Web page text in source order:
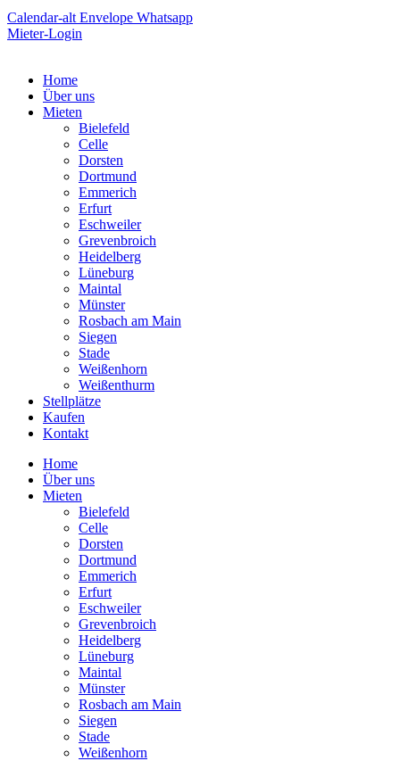
Calendar-alt Envelope Whatsapp
Mieter-Login
Home
Über uns
Mieten
Bielefeld
Celle
Dorsten
Dortmund
Emmerich
Erfurt
Eschweiler
Grevenbroich
Heidelberg
Lüneburg
Maintal
Münster
Rosbach am Main
Siegen
Stade
Weißenhorn
Weißenthurm
Stellplätze
Kaufen
Kontakt
Home
Über uns
Mieten
Bielefeld
Celle
Dorsten
Dortmund
Emmerich
Erfurt
Eschweiler
Grevenbroich
Heidelberg
Lüneburg
Maintal
Münster
Rosbach am Main
Siegen
Stade
Weißenhorn